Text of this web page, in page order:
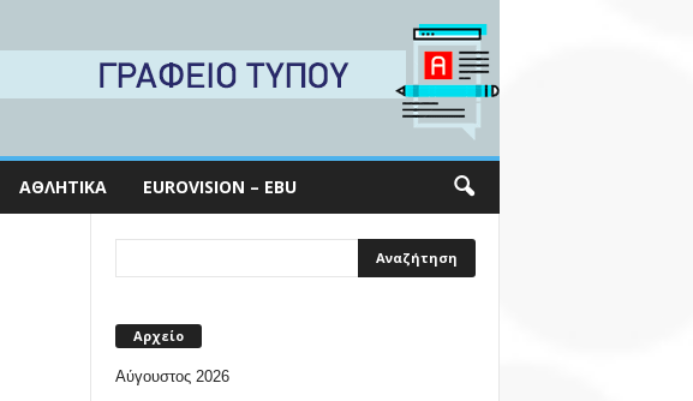
ΑΘΛΗΤΙΚΆ EUROVISION – EBU
Αρχείο
Αύγουστος 2026